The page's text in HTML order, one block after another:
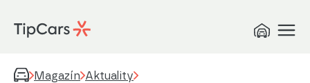
Magazín Aktuality